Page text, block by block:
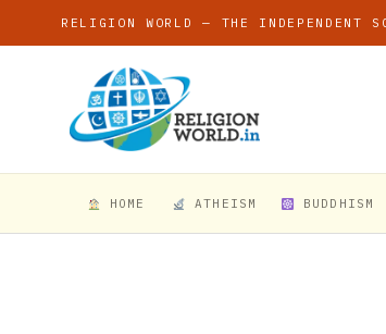
RELIGION WORLD — THE INDEPENDENT
HOME ATHEISM BUDDHISM